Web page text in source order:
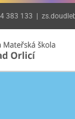
383 133